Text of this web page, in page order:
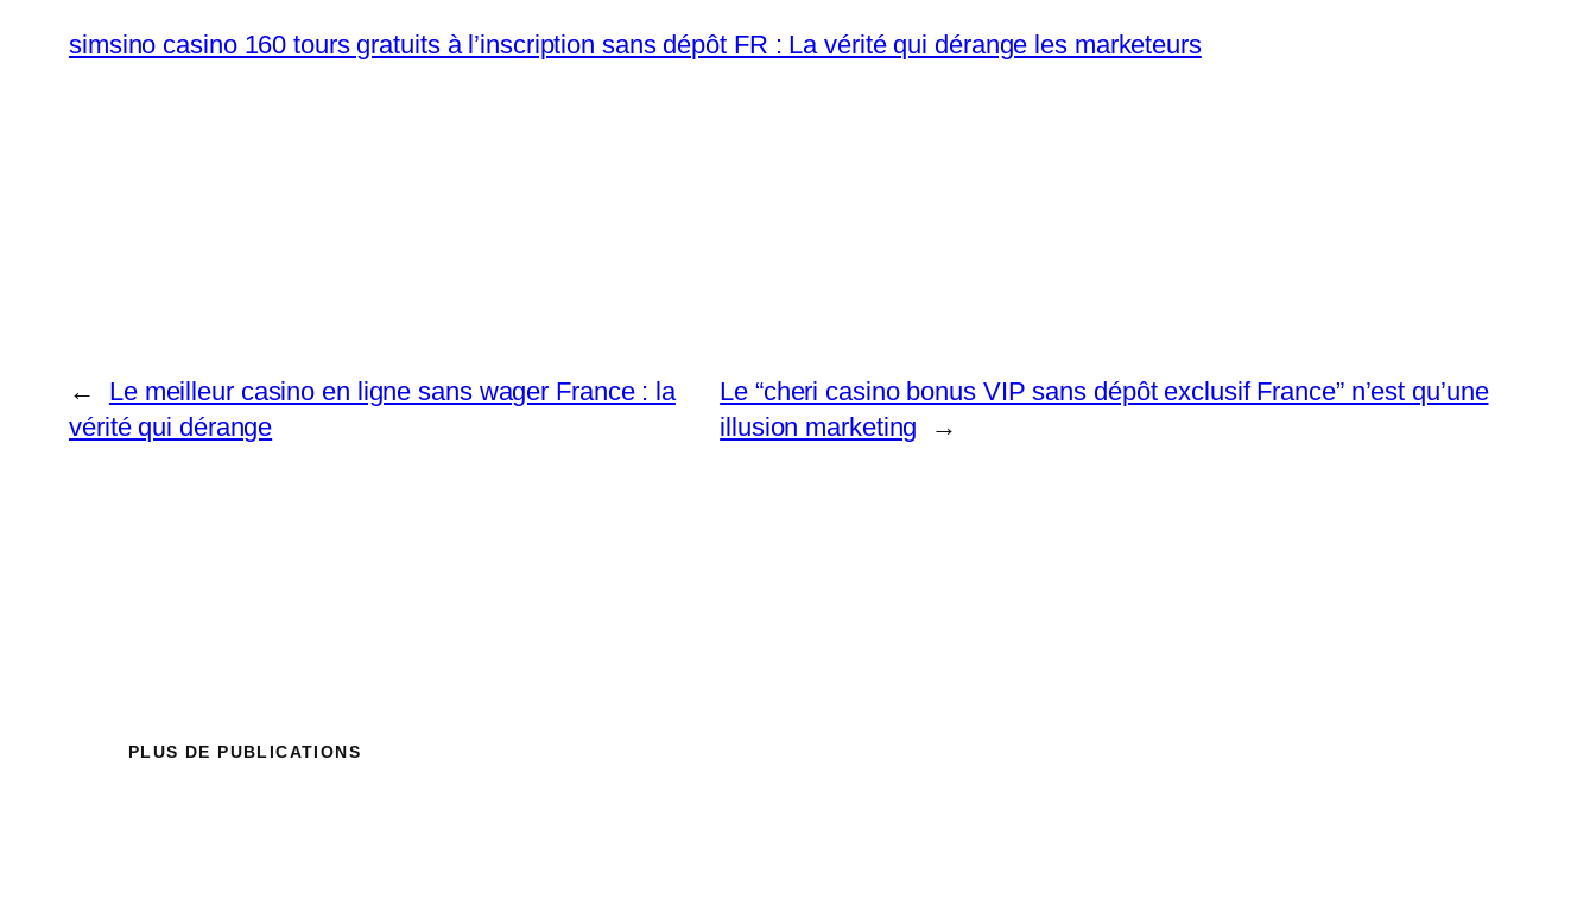
simsino casino 160 tours gratuits à l’inscription sans dépôt FR : La vérité qui dérange les marketeurs
←
Le meilleur casino en ligne sans wager France : la
vérité qui dérange
Le “cheri casino bonus VIP sans dépôt exclusif France” n’est qu’une
illusion marketing
→
PLUS DE PUBLICATIONS